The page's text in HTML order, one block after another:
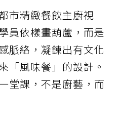
市精緻餐飲主廚視
員依樣畫葫蘆，而是
脈絡，凝鍊出有文化
「風味餐」的設計。
堂課，不是廚藝，而